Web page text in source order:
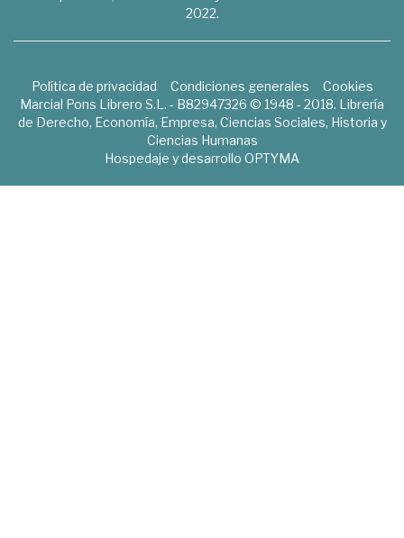
2022.
Política de privacidad Condiciones generales
Cookies
Marcial Pons Librero S.L. - B82947326 © 1948 - 2018. Librería
de Derecho, Economía, Empresa, Ciencias Sociales, Historia y
Ciencias Humanas
Hospedaje y desarrollo OPTYMA